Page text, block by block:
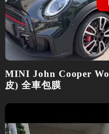
MINI John Cooper
皮) 全車包膜